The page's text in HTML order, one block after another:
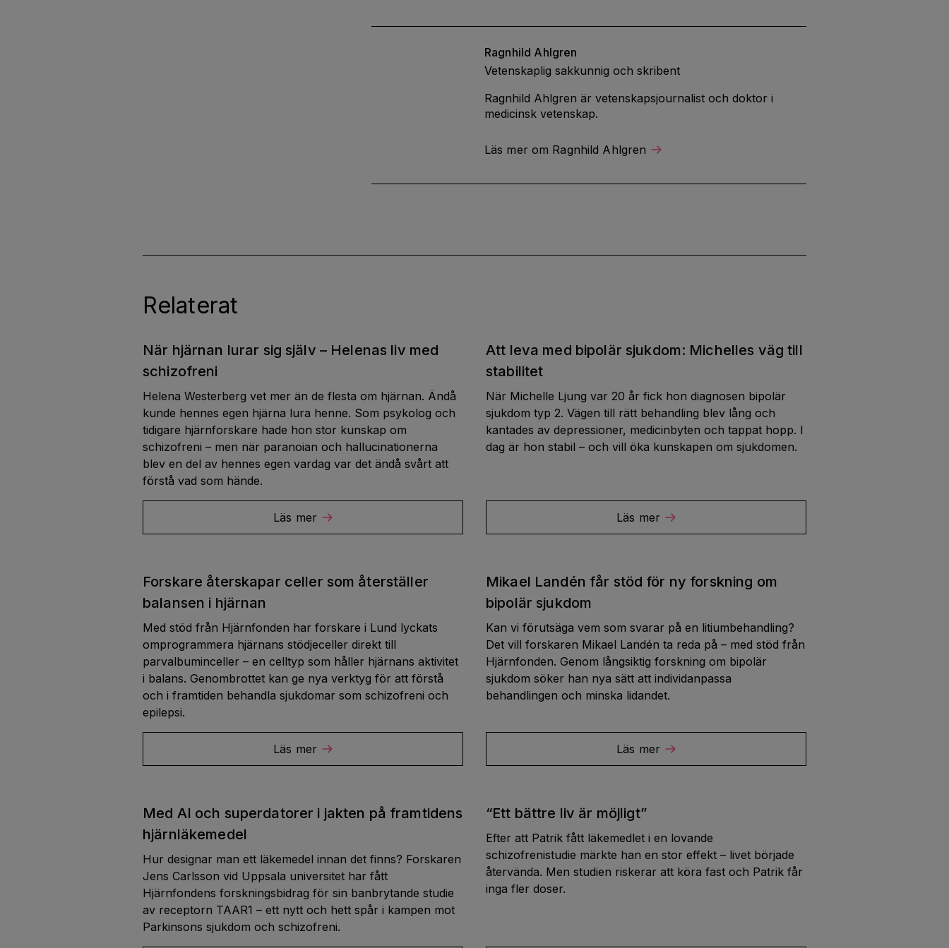
Ragnhild Ahlgren
Vetenskaplig sakkunnig och skribent
Ragnhild Ahlgren är vetenskapsjournalist och doktor i
medicinsk vetenskap.
Läs mer om Ragnhild Ahlgren
Relaterat
När hjärnan lurar sig själv – Helenas liv med
schizofreni
Helena Westerberg vet mer än de flesta om hjärnan. Ändå
kunde hennes egen hjärna lura henne. Som psykolog och
tidigare hjärnforskare hade hon stor kunskap om
schizofreni – men när paranoian och hallucinationerna
blev en del av hennes egen vardag var det ändå svårt att
förstå vad som hände.
Läs mer
Att leva med bipolär sjukdom: Michelles väg till
stabilitet
När Michelle Ljung var 20 år fick hon diagnosen bipolär
sjukdom typ 2. Vägen till rätt behandling blev lång och
kantades av depressioner, medicinbyten och tappat hopp. I
dag är hon stabil – och vill öka kunskapen om sjukdomen.
Läs mer
Forskare återskapar celler som återställer
balansen i hjärnan
Med stöd från Hjärnfonden har forskare i Lund lyckats
omprogrammera hjärnans stödjeceller direkt till
parvalbuminceller – en celltyp som håller hjärnans aktivitet
i balans. Genombrottet kan ge nya verktyg för att förstå
och i framtiden behandla sjukdomar som schizofreni och
epilepsi.
Läs mer
Mikael Landén får stöd för ny forskning om
bipolär sjukdom
Kan vi förutsäga vem som svarar på en litiumbehandling?
Det vill forskaren Mikael Landén ta reda på – med stöd från
Hjärnfonden. Genom långsiktig forskning om bipolär
sjukdom söker han nya sätt att individanpassa
behandlingen och minska lidandet.
Läs mer
Med AI och superdatorer i jakten på framtidens
hjärnläkemedel
Hur designar man ett läkemedel innan det finns? Forskaren
Jens Carlsson vid Uppsala universitet har fått
Hjärnfondens forskningsbidrag för sin banbrytande studie
av receptorn TAAR1 – ett nytt och hett spår i kampen mot
Parkinsons sjukdom och schizofreni.
“Ett bättre liv är möjligt”
Efter att Patrik fått läkemedlet i en lovande
schizofrenistudie märkte han en stor effekt – livet började
återvända. Men studien riskerar att köra fast och Patrik får
inga fler doser.